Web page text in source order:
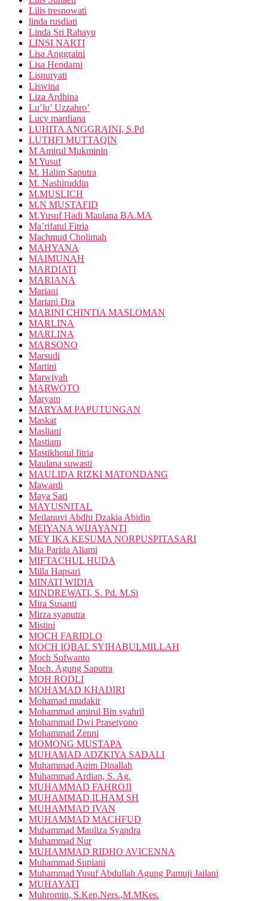
Lilis tresnowati
linda rusdiati
Linda Sri Rahayu
LINSI NARTI
Lisa Anggraini
Lisa Hendarni
Lisnuryati
Liswina
Liza Ardhina
Lu’lu’ Uzzahro’
Lucy mardiana
LUHITA ANGGRAINI, S.Pd
LUTHFI MUTTAQIN
M Amirul Mukminin
M Yusuf
M. Halim Saputra
M. Nashiruddin
M.MUSLICH
M.N MUSTAFID
M.Yusuf Hadi Maulana BA.MA
Ma’rifatul Fitria
Machmud Cholimah
MAHYANA
MAIMUNAH
MARDIATI
MARIANA
Mariani
Mariani Dra
MARINI CHINTIA MASLOMAN
MARLINA
MARLINA
MARSONO
Marsudi
Martini
Marwiyah
MARWOTO
Maryam
MARYAM PAPUTUNGAN
Maskat
Masliani
Mastiam
Mastikhotul fitria
Maulana suwasti
MAULIDA RIZKI MATONDANG
Mawardi
Maya Sari
MAYUSNITAL
Meilanuvi Abdhi Dzakia Abidin
MEIYANA WIJAYANTI
MEY IKA KESUMA NORPUSPITASARI
Mia Parida Aliami
MIFTACHUL HUDA
Milla Hapsari
MINATI WIDIA
MINDREWATI, S. Pd. M.Si
Mira Susanti
Mirza syaputra
Mistini
MOCH FARIDLO
MOCH IQBAL SYIHABULMILLAH
Moch Sofwanto
Moch. Agung Saputra
MOH RODLI
MOHAMAD KHADIRI
Mohamad mudakir
Mohammad amirul Bin syahril
Mohammad Dwi Prasetyono
Mohammad Zenni
MOMONG MUSTAPA
MUHAMAD ADZKIYA SADALI
Muhammad Aqim Dinallah
Muhammad Ardian, S. Ag.
MUHAMMAD FAHROJI
MUHAMMAD ILHAM SH
MUHAMMAD IVAN
MUHAMMAD MACHFUD
Muhammad Mauliza Syandra
Muhammad Nur
MUHAMMAD RIDHO AVICENNA
Muhammad Supiani
Muhammad Yusuf Abdullah Agung Pamuji Jailani
MUHAYATI
Muhromin, S.Kep.Ners.,M.MKes.